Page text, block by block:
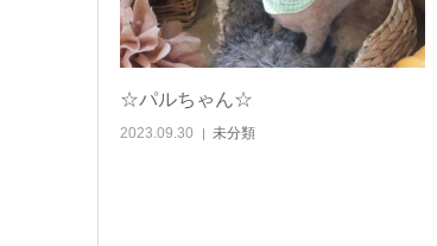
☆パルちゃん☆
2023.09.30 未分類